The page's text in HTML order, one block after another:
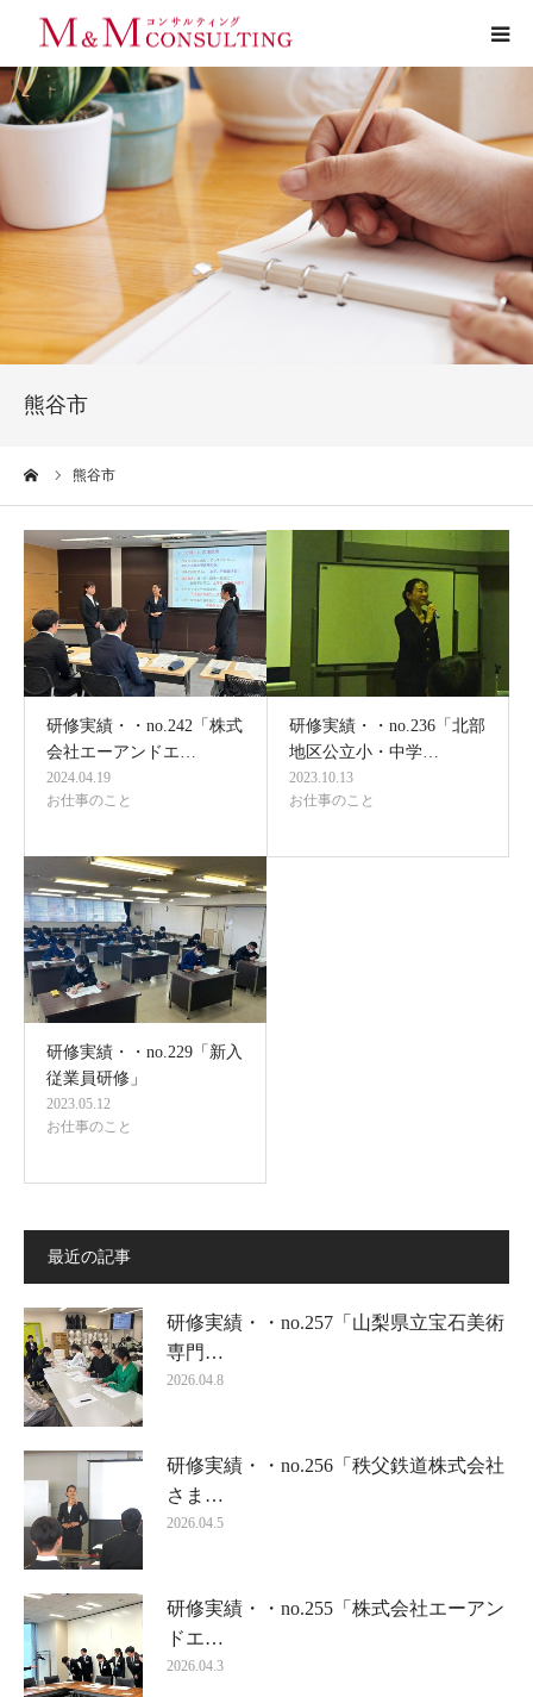
熊谷市
熊谷市
研修実績・・no.242「株式
会社エーアンドエ…
2024.04.19
お仕事のこと
研修実績・・no.236「北部
地区公立小・中学…
2023.10.13
お仕事のこと
研修実績・・no.229「新入
従業員研修」
2023.05.12
お仕事のこと
最近の記事
研修実績・・no.257「山梨県立宝石美術
専門…
2026.04.8
研修実績・・no.256「秩父鉄道株式会社
さま…
2026.04.5
研修実績・・no.255「株式会社エーアン
ドエ…
2026.04.3
プロフィール
サービス
お客様の声
実績